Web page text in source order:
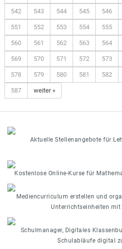
542 543 544 545 546
551 552 553 554 555
560 561 562 563 564
569 570 571 572 573
578 579 580 581 582
587 weiter »
Aktuelle Stellenangebote für
Kostenlose Online-Kurse für
Mediencurriculum erstellen und
Unterrichtseinheiten mit
Schulmanager, Digitales
Schulabläufe digital